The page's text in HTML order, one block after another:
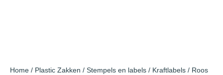
Home / Plastic Zakken / Stempels en labels / Kraftlabels / Roos